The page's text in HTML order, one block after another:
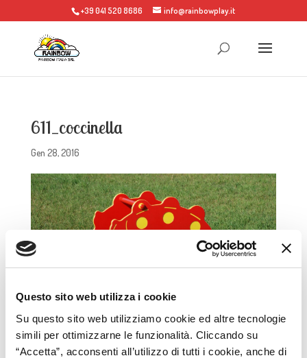
Questo sito web utilizza i cookie
Su questo sito web utilizziamo cookie ed altre tecnologie
simili per ottimizzarne le funzionalità. Cliccando su
“Accetta”, acconsenti all’utilizzo di tutti i cookie, anche di
+39 041 520 8686 info@rainbowplay.it
611_coccinella
Gen 28, 2016